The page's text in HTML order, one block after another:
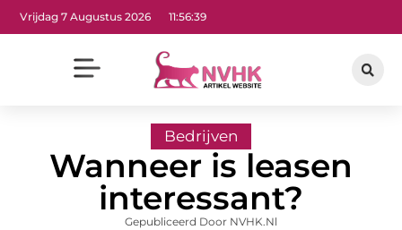
Vrijdag 7 Augustus 2026 11:56:40
Bedrijven
Wanneer is leasen
interessant?
Gepubliceerd Door NVHK.nl